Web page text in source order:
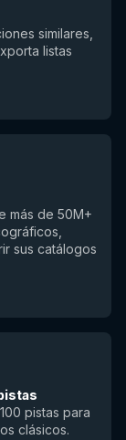
similares,
listas
más de 50M+
sus catálogos
pistas para
clásicos.